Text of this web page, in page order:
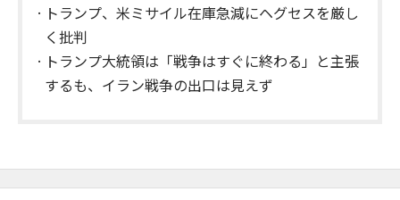
トランプ、米ミサイル在庫急減にヘグセスを厳し
く批判
トランプ大統領は「戦争はすぐに終わる」と主張
するも、イラン戦争の出口は見えず